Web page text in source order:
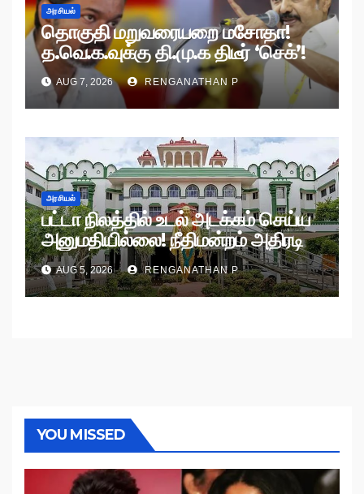
அரசியல்
தொகுதி மறுவரையறை மசோதா!
த.வெ.க.வுக்கு தி.மு.க திடீர் ‘செக்’!
AUG 7, 2026 RENGANATHAN P
அரசியல்
பட்டா நிலத்தில் உடல் அடக்கம் செய்ய
அனுமதியில்லை! நீதிமன்றம் அதிரடி
உத்தரவு!
AUG 5, 2026 RENGANATHAN P
YOU MISSED